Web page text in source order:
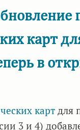
карт
в
карт для
3 и 4)